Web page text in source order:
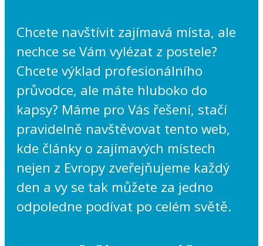
Chcete navštívit zajímavá místa, ale
nechce se Vám vylézat z postele?
Chcete výklad profesionálního
průvodce, ale máte hluboko do
kapsy? Máme pro Vás řešení, stačí
pravidelně navštěvovat tento web,
kde články o zajímavých místech
nejen z Evropy zveřejňujeme každý
den a vy se tak můžete za jedno
odpoledne podívat po celém světě.